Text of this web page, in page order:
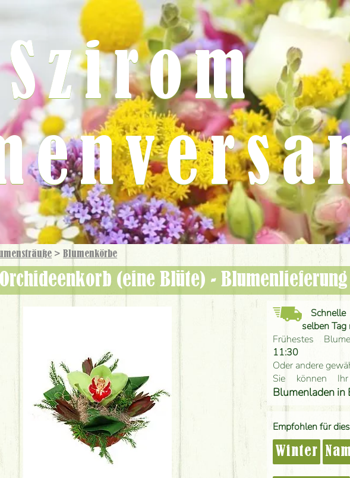
> Blumen­körbe
Orchideenkorb (eine Blüte) -
selben
Frühestes
11:30
Oder andere
Sie können
Blumenladen in
Empfohlen für
Winter
Szirom